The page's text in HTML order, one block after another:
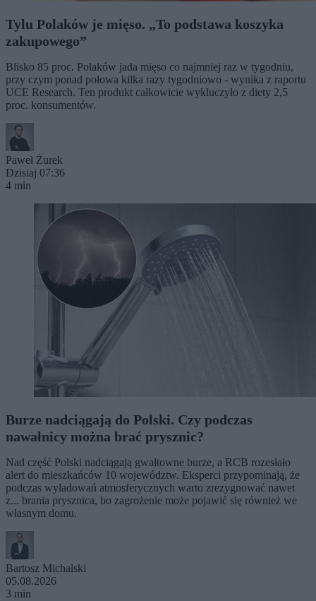
Tylu Polaków je mięso. „To podstawa koszyka
zakupowego”
Blisko 85 proc. Polaków jada mięso co najmniej raz w tygodniu,
przy czym ponad połowa kilka razy tygodniowo - wynika z raportu
UCE Research. Ten produkt całkowicie wykluczyło z diety 2,5
proc. konsumentów.
Paweł Żurek
Dzisiaj 07:36
4 min
Burze nadciągają do Polski. Czy podczas
nawałnicy można brać prysznic?
Nad część Polski nadciągają gwałtowne burze, a RCB rozesłało
alert do mieszkańców 10 województw. Eksperci przypominają, że
podczas wyładowań atmosferycznych warto zrezygnować nawet
z... brania prysznica, bo zagrożenie może pojawić się również we
własnym domu.
Bartosz Michalski
05.08.2026
3 min